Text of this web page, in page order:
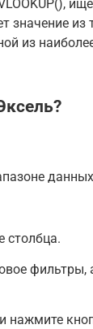
из
из
столбца.
фильтры,
нажмите